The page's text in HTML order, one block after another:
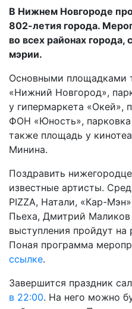
В Нижнем Новгороде
802-летия города.
во всех районах
мэрии.
Основными площадками
«Нижний Новгород»,
у гипермаркета «Окей»,
ФОН «Юность»,
также площадь у
Минина.
Поздравить
известные артисты.
PIZZA, Натали, «Кар-
Пьеха, Дмитрий
выступления пройдут
Поная программа
ссылке.
Завершится праздник
в 22:00. На него можно